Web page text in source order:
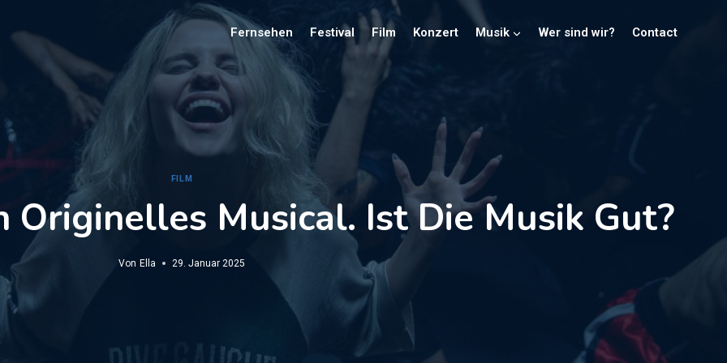
Fernsehen Festival Film Konzert Musik Wer sind wir? Contact
FILM
Originelles Musical. Ist Die Musik Gut?
Von Ella 29. Januar 2025